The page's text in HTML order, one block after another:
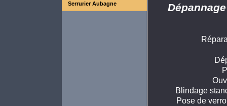
Serrurier Aubagne
Blindage
Pose de